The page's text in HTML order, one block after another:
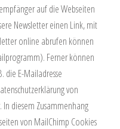
auf die Webseiten
Newsletter einen Link, mit
online abrufen können
Ferner können
die E-Mailadresse
von
diesem Zusammenhang
von MailChimp Cookies